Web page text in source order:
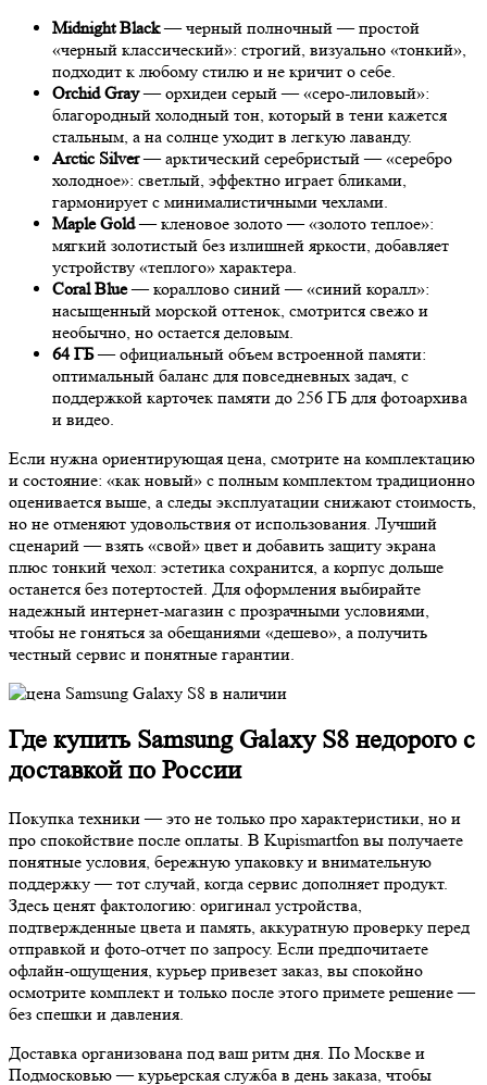
Midnight Black— черный полночный — простой
«черный классический»: строгий, визуально «тонкий»,
подходит к любому стилю и не кричит о себе.
Orchid Gray— орхидеи серый — «серо-лиловый»:
благородный холодный тон, который в тени кажется
стальным, а на солнце уходит в легкую лаванду.
Arctic Silver— арктический серебристый — «серебро
холодное»: светлый, эффектно играет бликами,
гармонирует с минималистичными чехлами.
Maple Gold— кленовое золото — «золото теплое»:
мягкий золотистый без излишней яркости, добавляет
устройству «теплого» характера.
Coral Blue— кораллово синий — «синий коралл»:
насыщенный морской оттенок, смотрится свежо и
необычно, но остается деловым.
64 ГБ— официальный объем встроенной памяти:
оптимальный баланс для повседневных задач, с
поддержкой карточек памяти до 256 ГБ для фотоархива
и видео.
Если нужна ориентирующая цена, смотрите на комплектацию
и состояние: «как новый» с полным комплектом традиционно
оценивается выше, а следы эксплуатации снижают стоимость,
но не отменяют удовольствия от использования. Лучший
сценарий — взять «свой» цвет и добавить защиту экрана
плюс тонкий чехол: эстетика сохранится, а корпус дольше
останется без потертостей. Для оформления выбирайте
надежный интернет-магазин с прозрачными условиями,
чтобы не гоняться за обещаниями «дешево», а получить
честный сервис и понятные гарантии.
Где купить Samsung Galaxy S8 недорого с
доставкой по России
Покупка техники — это не только про характеристики, но и
про спокойствие после оплаты. В Kupismartfon вы получаете
понятные условия, бережную упаковку и внимательную
поддержку — тот случай, когда сервис дополняет продукт.
Здесь ценят фактологию: оригинал устройства,
подтвержденные цвета и память, аккуратную проверку перед
отправкой и фото-отчет по запросу. Если предпочитаете
офлайн-ощущения, курьер привезет заказ, вы спокойно
осмотрите комплект и только после этого примете решение —
без спешки и давления.
Доставка организована под ваш ритм дня. По Москве и
Подмосковью — курьерская служба в день заказа, чтобы